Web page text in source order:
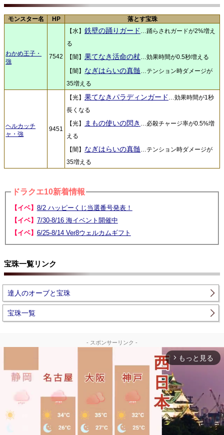
モンスター名 HP 落とす宝珠
わかめ王子・
強
7542
【水】 鉄壁の踊りガード …踊らされガードが2%増え
る
【闇】 果てなき活命の杖…効果時間が0.5秒増える
【闇】 なぎはらいの真髄…テンション時ダメージが
35増える
ヘルカッチ
ャ・強
9451
【光】 果てなきパラディンガード …効果時間が1秒
長くなる
【光】
まもの使いの閃き …必殺チャージ率が0.5%増
える
【闇】 なぎはらいの真髄…テンション時ダメージが
35増える
ドラクエ10新着情報
【イベ】 8/2 ハッピーくじ当選番号発表！
【イベ】 7/30-8/16 海イベント開催中
【イベ】 6/25-8/14 Ver8ウェルカムギフト
宝珠一覧リンク
達人のオーブと宝珠
宝珠一覧
- スポンサーリンク -
arrow_forward_ios もっと見る